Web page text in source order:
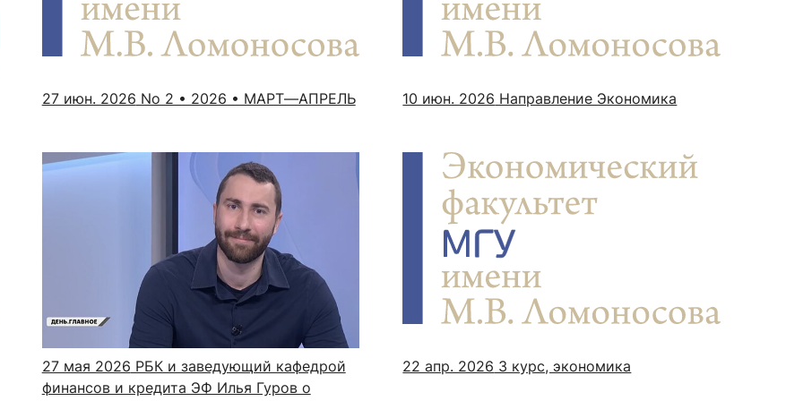
Закрепление
и трудоустройство
/ мероприятия
Электронные и цифровые базы
Издания факультета
Учебная полка
Информационно-аналитический отдел
«Экономика»
27 июн. 2026 No 2 • 2026 • МАРТ—АПРЕЛЬ 10 июн. 2026 Направление Экономика
27 мая 2026 РБК и заведующий кафедрой
финансов и кредита ЭФ Илья Гуров о
22 апр. 2026 3 курс, экономика